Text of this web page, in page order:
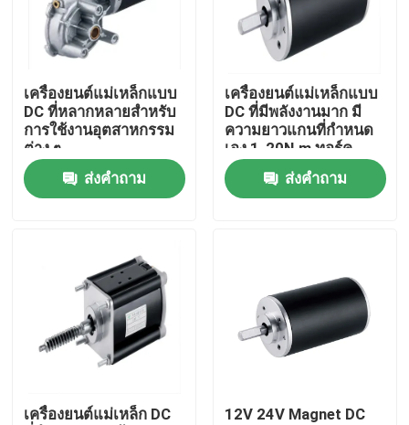
วิดีโอ
ทัวร์โรงงาน
ควบคุมคุณภาพ
ขอใบเสนอราคา
มอเตอร์ DC แบบแปรงถ่าน
เครื่องยนต์แม่เหล็กแบบ
DC ที่หลากหลายสําหรับ
การใช้งานอุตสาหกรรม
ต่าง ๆ
ส่งคำถาม
เครื่องยนต์แม่เหล็กแบบ
DC ที่มีพลังงานมาก มี
ความยาวแกนที่กําหนด
เอง 1-20N.m ทอร์ค
100W-1000W พลังงาน
ส่งคำถาม
เครื่องยนต์แม่เหล็ก DC
12V 24V Magnet DC